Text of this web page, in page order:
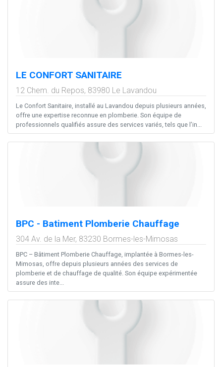
LE CONFORT SANITAIRE
12 Chem. du Repos, 83980 Le Lavandou
Le Confort Sanitaire, installé au Lavandou depuis plusieurs années,
offre une expertise reconnue en plomberie. Son équipe de
professionnels qualifiés assure des services variés, tels que l’in...
BPC - Batiment Plomberie Chauffage
304 Av. de la Mer, 83230 Bormes-les-Mimosas
BPC – Bâtiment Plomberie Chauffage, implantée à Bormes-les-
Mimosas, offre depuis plusieurs années des services de
plomberie et de chauffage de qualité. Son équipe expérimentée
assure des inte...